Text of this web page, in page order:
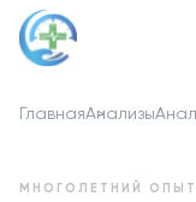
ГлавнаяАнализы
МНОГОЛЕТНИЙ ОПЫТ